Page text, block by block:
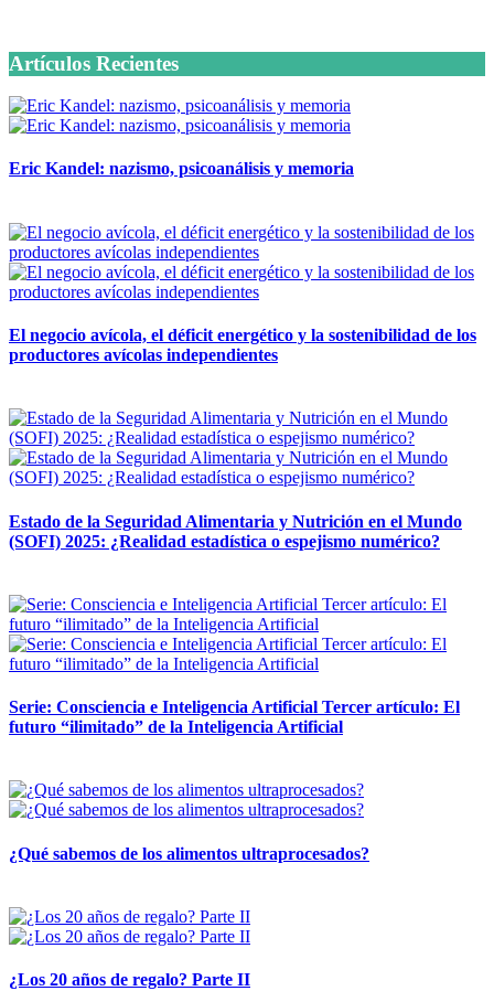
Artículos Recientes
Eric Kandel: nazismo, psicoanálisis y memoria
El negocio avícola, el déficit energético y la sostenibilidad de los
productores avícolas independientes
Estado de la Seguridad Alimentaria y Nutrición en el Mundo
(SOFI) 2025: ¿Realidad estadística o espejismo numérico?
Serie: Consciencia e Inteligencia Artificial Tercer artículo: El
futuro “ilimitado” de la Inteligencia Artificial
¿Qué sabemos de los alimentos ultraprocesados?
¿Los 20 años de regalo? Parte II